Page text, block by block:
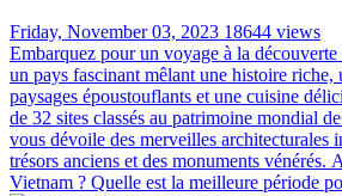
Friday, November 03, 2023 18644 views
Embarquez pour un voyage à la
un pays fascinant mêlant une histoire riche,
paysages époustouflants et une cuisine
de 32 sites classés au patrimoine mondial
vous dévoile des merveilles architecturales
trésors anciens et des monuments vénérés.
Vietnam ? Quelle est la meilleure période